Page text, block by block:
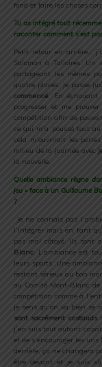
fond et faire les choses
Tu as intégré tout
raconter comment s’est
Petit retour en arrière…
Salomon à Talloires. Un
partageant les mêmes
quatre places. Je passe
commencé . En
progresser et me
compétition afin de
ce qui m’a poussé tout
cela m’ouvrirait les
milieu de la journée avec
la nouvelle.
Quelle ambiance règne
jeu » face à un Guillaume
?
Je ne connais pas
l’intégrer mais en tant
pas mal côtoyé. Ils sont
Blanc. L’ambiance est
leurs sports. Une
restant sérieux au bon
au Comité Mont-Blanc de
compétition comme à
je sens qu’on va bien se
sont sacrément costauds
j’en suis tout autant
et de s’encourager les
derrière, ça ne changera
être devant et je suis